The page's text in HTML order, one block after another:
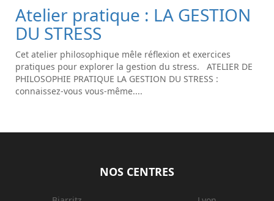
Atelier pratique : LA GESTION
DU STRESS
Cet atelier philosophique mêle réflexion et exercices
pratiques pour explorer la gestion du stress. ATELIER DE
PHILOSOPHIE PRATIQUE LA GESTION DU STRESS :
connaissez-vous vous-même....
NOS CENTRES